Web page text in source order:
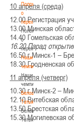
Положение
о
переходах
Положение
о
переходах
Наши
чемпионы
Наши
чемпионы
Белошапко
Татьяна
Белошапко
Татьяна
10 апреля (среда)
12.00 Регистрация
13.00 Минская
14.40 Гомельская
16.20 Парад
16.50 г.Минск-1 –
18.30 Гродненская
11 апреля (четверг)
10.30 г.Минск-2 –
12.10 Витебская
13.50 Брестская
15.30 Могилевская